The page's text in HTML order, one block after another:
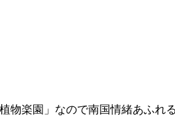
物楽園」なので南国情緒あふれ